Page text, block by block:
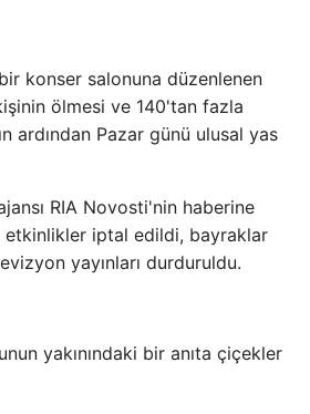
konser salonuna düzenlenen
ölmesi ve 140'tan fazla
ardından Pazar günü ulusal yas
RIA Novosti'nin haberine
etkinlikler iptal edildi, bayraklar
yayınları durduruldu.
yakınındaki bir anıta çiçekler